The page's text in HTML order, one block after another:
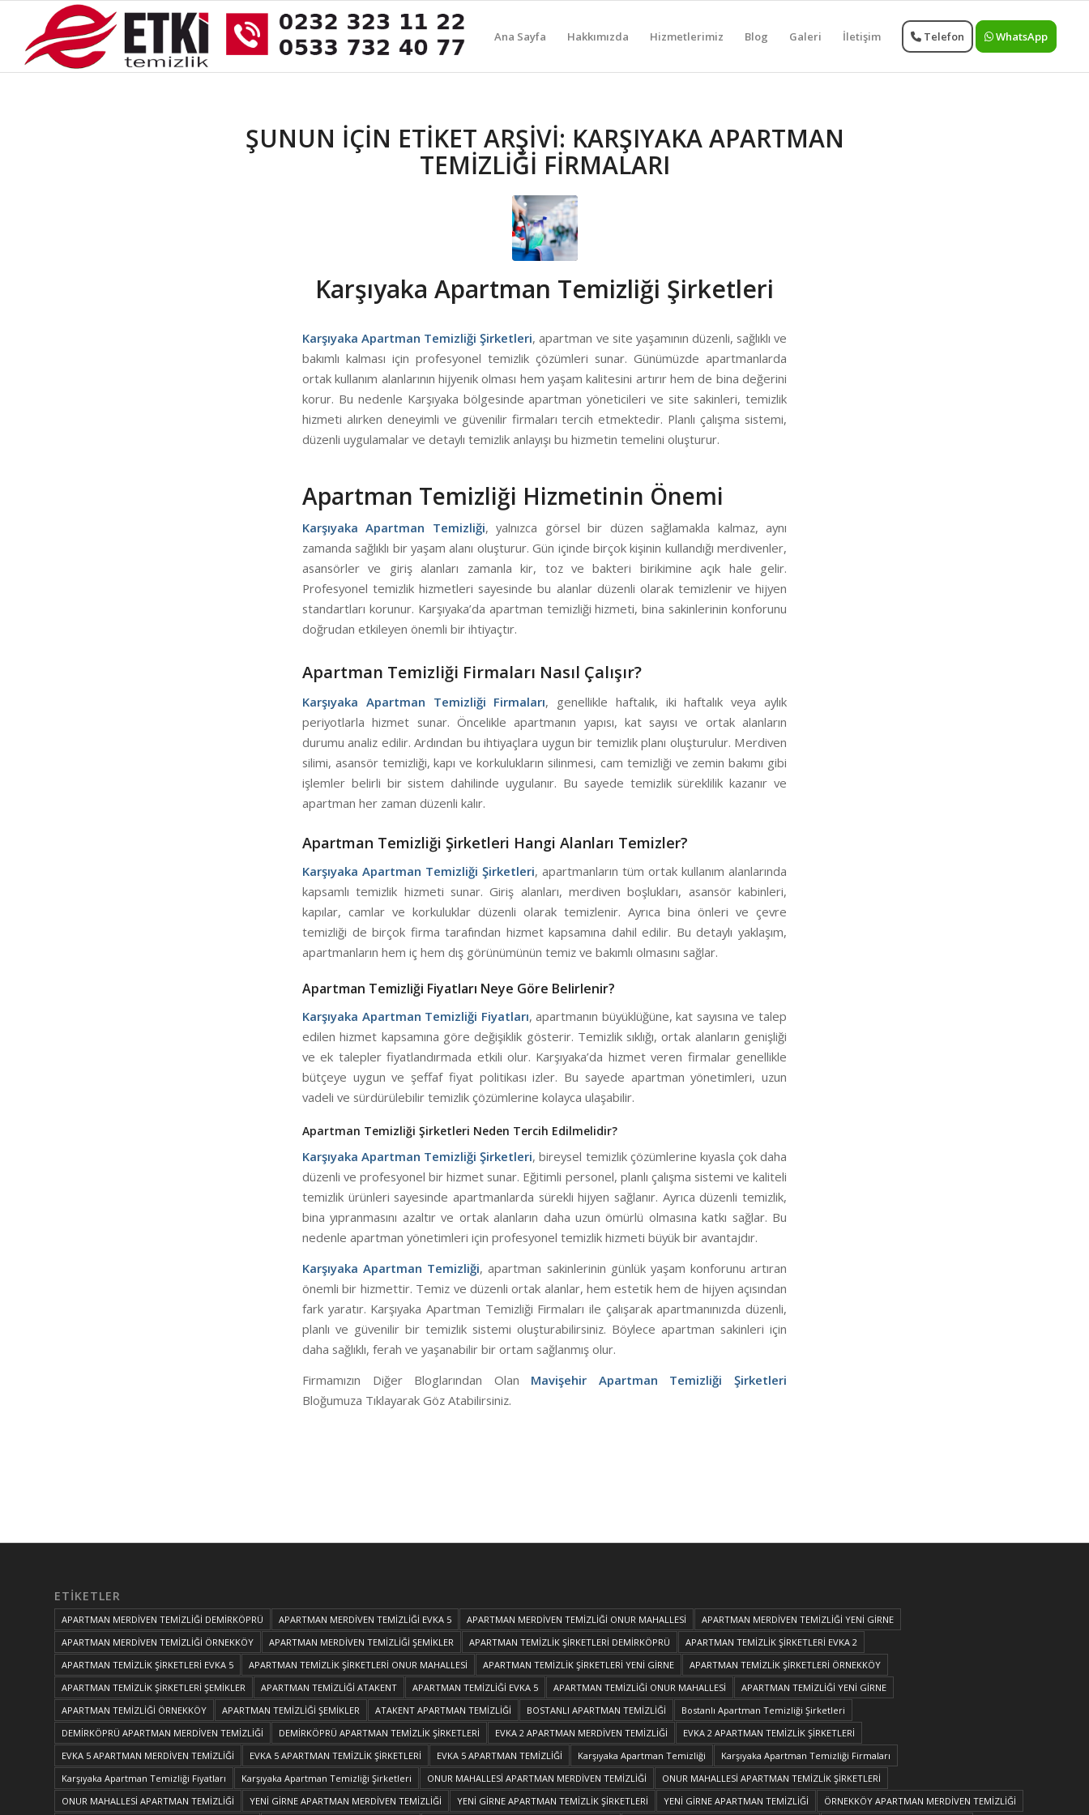
Ana Sayfa Hakkımızda Hizmetlerimiz Blog Galeri İletişim Telefon WhatsApp
ŞUNUN IÇIN ETIKET ARŞIVI: KARŞIYAKA APARTMAN
TEMIZLIĞI FIRMALARI
Karşıyaka Apartman Temizliği Şirketleri
Karşıyaka Apartman Temizliği Şirketleri, apartman ve site yaşamının düzenli, sağlıklı ve
bakımlı kalması için profesyonel temizlik çözümleri sunar. Günümüzde apartmanlarda
ortak kullanım alanlarının hijyenik olması hem yaşam kalitesini artırır hem de bina değerini
korur. Bu nedenle Karşıyaka bölgesinde apartman yöneticileri ve site sakinleri, temizlik
hizmeti alırken deneyimli ve güvenilir firmaları tercih etmektedir. Planlı çalışma sistemi,
düzenli uygulamalar ve detaylı temizlik anlayışı bu hizmetin temelini oluşturur.
Apartman Temizliği Hizmetinin Önemi
Karşıyaka Apartman Temizliği, yalnızca görsel bir düzen sağlamakla kalmaz, aynı
zamanda sağlıklı bir yaşam alanı oluşturur. Gün içinde birçok kişinin kullandığı merdivenler,
asansörler ve giriş alanları zamanla kir, toz ve bakteri birikimine açık hale gelir.
Profesyonel temizlik hizmetleri sayesinde bu alanlar düzenli olarak temizlenir ve hijyen
standartları korunur. Karşıyaka’da apartman temizliği hizmeti, bina sakinlerinin konforunu
doğrudan etkileyen önemli bir ihtiyaçtır.
Apartman Temizliği Firmaları Nasıl Çalışır?
Karşıyaka Apartman Temizliği Firmaları, genellikle haftalık, iki haftalık veya aylık
periyotlarla hizmet sunar. Öncelikle apartmanın yapısı, kat sayısı ve ortak alanların
durumu analiz edilir. Ardından bu ihtiyaçlara uygun bir temizlik planı oluşturulur. Merdiven
silimi, asansör temizliği, kapı ve korkulukların silinmesi, cam temizliği ve zemin bakımı gibi
işlemler belirli bir sistem dahilinde uygulanır. Bu sayede temizlik süreklilik kazanır ve
apartman her zaman düzenli kalır.
Apartman Temizliği Şirketleri Hangi Alanları Temizler?
Karşıyaka Apartman Temizliği Şirketleri, apartmanların tüm ortak kullanım alanlarında
kapsamlı temizlik hizmeti sunar. Giriş alanları, merdiven boşlukları, asansör kabinleri,
kapılar, camlar ve korkuluklar düzenli olarak temizlenir. Ayrıca bina önleri ve çevre
temizliği de birçok firma tarafından hizmet kapsamına dahil edilir. Bu detaylı yaklaşım,
apartmanların hem iç hem dış görünümünün temiz ve bakımlı olmasını sağlar.
Apartman Temizliği Fiyatları Neye Göre Belirlenir?
Karşıyaka Apartman Temizliği Fiyatları, apartmanın büyüklüğüne, kat sayısına ve talep
edilen hizmet kapsamına göre değişiklik gösterir. Temizlik sıklığı, ortak alanların genişliği
ve ek talepler fiyatlandırmada etkili olur. Karşıyaka’da hizmet veren firmalar genellikle
bütçeye uygun ve şeffaf fiyat politikası izler. Bu sayede apartman yönetimleri, uzun
vadeli ve sürdürülebilir temizlik çözümlerine kolayca ulaşabilir.
Apartman Temizliği Şirketleri Neden Tercih Edilmelidir?
Karşıyaka Apartman Temizliği Şirketleri, bireysel temizlik çözümlerine kıyasla çok daha
düzenli ve profesyonel bir hizmet sunar. Eğitimli personel, planlı çalışma sistemi ve kaliteli
temizlik ürünleri sayesinde apartmanlarda sürekli hijyen sağlanır. Ayrıca düzenli temizlik,
bina yıpranmasını azaltır ve ortak alanların daha uzun ömürlü olmasına katkı sağlar. Bu
nedenle apartman yönetimleri için profesyonel temizlik hizmeti büyük bir avantajdır.
Karşıyaka Apartman Temizliği, apartman sakinlerinin günlük yaşam konforunu artıran
önemli bir hizmettir. Temiz ve düzenli ortak alanlar, hem estetik hem de hijyen açısından
fark yaratır. Karşıyaka Apartman Temizliği Firmaları ile çalışarak apartmanınızda düzenli,
planlı ve güvenilir bir temizlik sistemi oluşturabilirsiniz. Böylece apartman sakinleri için
daha sağlıklı, ferah ve yaşanabilir bir ortam sağlanmış olur.
Firmamızın Diğer Bloglarından Olan Mavişehir Apartman Temizliği Şirketleri
Bloğumuza Tıklayarak Göz Atabilirsiniz.
ETIKETLER
APARTMAN MERDİVEN TEMİZLİĞİ DEMİRKÖPRÜ APARTMAN MERDİVEN TEMİZLİĞİ EVKA 5 APARTMAN MERDİVEN TEMİZLİĞİ ONUR MAHALLESİ
APARTMAN MERDİVEN TEMİZLİĞİ YENİ GİRNE
APARTMAN MERDİVEN TEMİZLİĞİ ÖRNEKKÖY
APARTMAN MERDİVEN TEMİZLİĞİ ŞEMİKLER APARTMAN TEMİZLİK ŞİRKETLERİ DEMİRKÖPRÜ
APARTMAN TEMİZLİK ŞİRKETLERİ EVKA 2
APARTMAN TEMİZLİK ŞİRKETLERİ EVKA 5
APARTMAN TEMİZLİK ŞİRKETLERİ ONUR MAHALLESİ APARTMAN TEMİZLİK ŞİRKETLERİ YENİ GİRNE
APARTMAN TEMİZLİK ŞİRKETLERİ ÖRNEKKÖY
APARTMAN TEMİZLİK ŞİRKETLERİ ŞEMİKLER
APARTMAN TEMİZLİĞİ ATAKENT APARTMAN TEMİZLİĞİ EVKA 5 APARTMAN TEMİZLİĞİ ONUR MAHALLESİ
APARTMAN TEMİZLİĞİ YENİ GİRNE
APARTMAN TEMİZLİĞİ ÖRNEKKÖY
APARTMAN TEMİZLİĞİ ŞEMİKLER ATAKENT APARTMAN TEMİZLİĞİ BOSTANLI APARTMAN TEMİZLİĞİ
Bostanlı Apartman Temizliği Şirketleri
DEMİRKÖPRÜ APARTMAN MERDİVEN TEMİZLİĞİ
DEMİRKÖPRÜ APARTMAN TEMİZLİK ŞİRKETLERİ EVKA 2 APARTMAN MERDİVEN TEMİZLİĞİ
EVKA 2 APARTMAN TEMİZLİK ŞİRKETLERİ
EVKA 5 APARTMAN MERDİVEN TEMİZLİĞİ
EVKA 5 APARTMAN TEMİZLİK ŞİRKETLERİ EVKA 5 APARTMAN TEMİZLİĞİ Karşıyaka Apartman Temizliği
Karşıyaka Apartman Temizliği Firmaları
Karşıyaka Apartman Temizliği Fiyatları
Karşıyaka Apartman Temizliği Şirketleri ONUR MAHALLESİ APARTMAN MERDİVEN TEMİZLİĞİ
ONUR MAHALLESİ APARTMAN TEMİZLİK ŞİRKETLERİ
ONUR MAHALLESİ APARTMAN TEMİZLİĞİ
YENİ GİRNE APARTMAN MERDİVEN TEMİZLİĞİ YENİ GİRNE APARTMAN TEMİZLİK ŞİRKETLERİ YENİ GİRNE APARTMAN TEMİZLİĞİ ÖRNEKKÖY APARTMAN MERDİVEN TEMİZLİĞİ